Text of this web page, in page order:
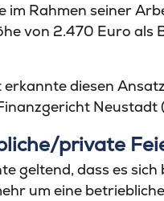
im Rahmen seiner
von 2.470 Euro
diesen
Neustadt
private
geltend, dass es
um eine